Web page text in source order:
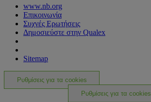
www.nb.org
Επικοινωνία
Συχνές Ερωτήσεις
Δημοσιεύστε στην Qualex
Sitemap
Ρυθμίσεις για τα cookies
Ρυθμίσεις για τα cookies